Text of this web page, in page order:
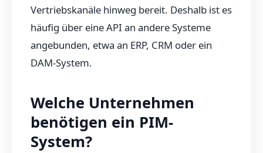
Vertriebskanäle hinweg bereit. Deshalb ist es
häufig über eine API an andere Systeme
angebunden, etwa an ERP, CRM oder ein
DAM-System.
Welche Unternehmen
benötigen ein PIM-
System?